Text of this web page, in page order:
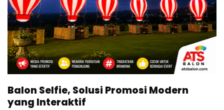
Balon Selfie, Solusi Promosi Modern
yang Interaktif